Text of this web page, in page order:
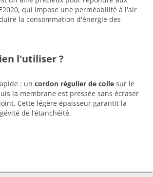
qui impose une perméabilité à l'air
la consommation d'énergie des
l'utiliser ?
: un cordon régulier de colle sur le
la membrane est pressée sans écraser
Cette légère épaisseur garantit la
de l’étanchéité.